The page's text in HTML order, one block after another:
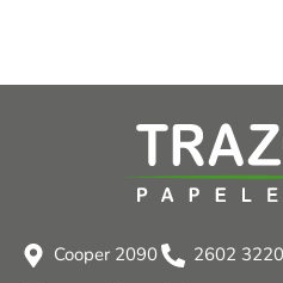
Cooper 2090 2602 3220